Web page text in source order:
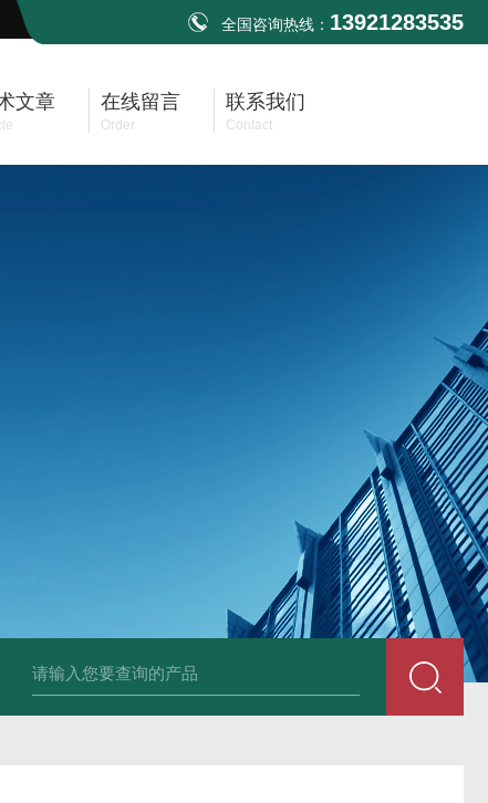
全国咨询热线： 13921283535
文章 在线留言
Order
联系我们
Contact
热电阻 WZP2-731套管式热电阻 塑料液面计